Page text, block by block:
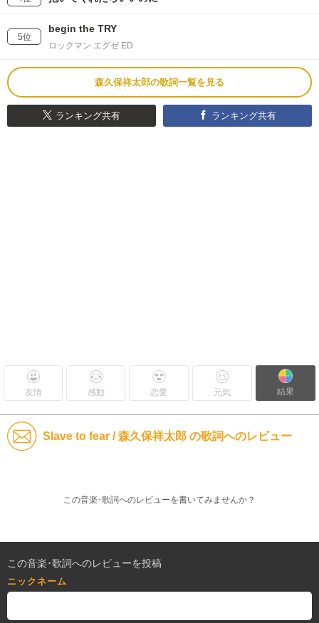
5位
begin the TRY
ロックマン エグゼ ED
森久保祥太郎の歌詞一覧を見る
ランキング共有 ランキング共有
友情 感動 恋愛 元気 結果
Slave to fear / 森久保祥太郎 の歌詞へのレビュー
この音楽･歌詞へのレビューを書いてみませんか？
この音楽･歌詞へのレビューを投稿
ニックネーム